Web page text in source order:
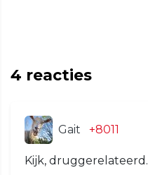
4 reacties
Gait +8011
Kijk, druggerelateerd.